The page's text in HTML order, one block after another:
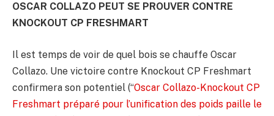
OSCAR COLLAZO PEUT SE PROUVER CONTRE
KNOCKOUT CP FRESHMART
Il est temps de voir de quel bois se chauffe Oscar
Collazo. Une victoire contre Knockout CP Freshmart
confirmera son potentiel (“Oscar Collazo-Knockout CP
Freshmart préparé pour l’unification des poids paille le